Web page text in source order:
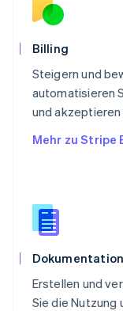
Billing
Steigern und
automatisieren
und akzeptieren
Mehr zu Stripe
Erstellen und
Sie die Nutzung
Schweden
Svenska
Deutsch
Singapur
English 简体中文
Slowakei
English
Slowenien
English
Spanien
Español
Thailand
English